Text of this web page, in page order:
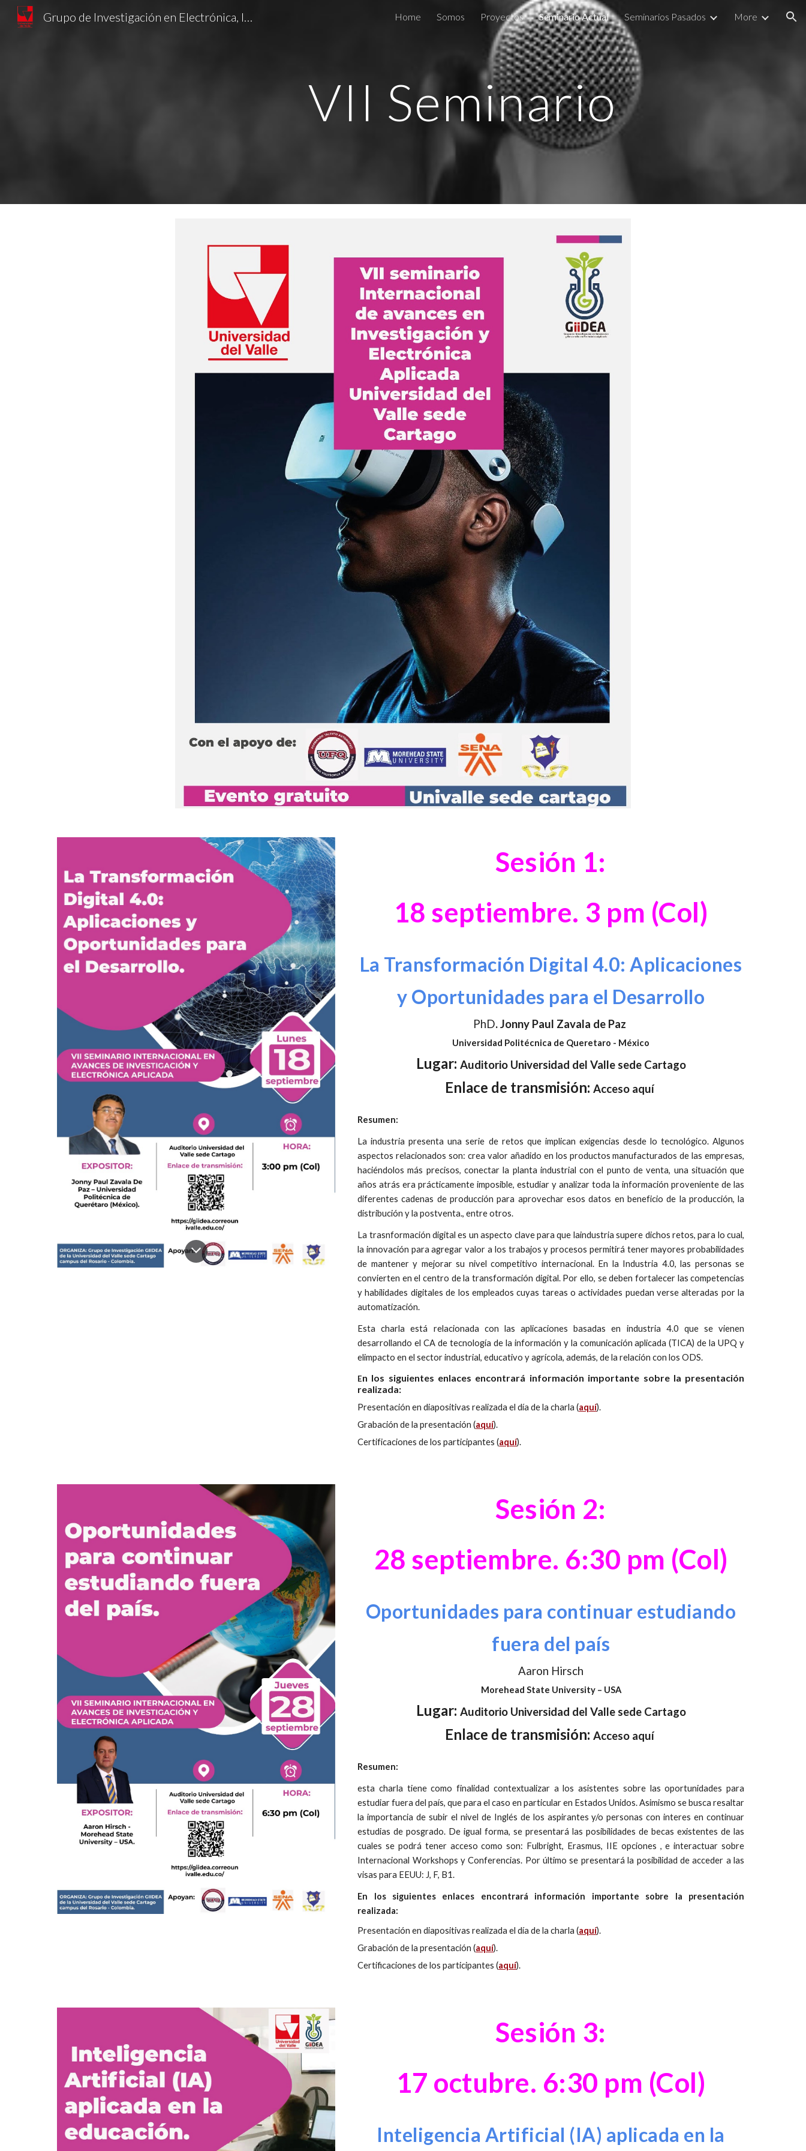
Skip to navigation
Grupo de Investigación en Electrónica, Innovación y Desarrollo Home Somos Proyectos Seminario Actual Seminarios Pasados More
VI I Seminario
Sesión 1:
18 septiembre. 3 pm (Col)
La Transformación Digital 4.0: Aplicaciones
y Oportunidades para el Desarrollo
PhD.Jonny Paul Zavala de Paz
Universidad Politécnica de Queretaro - México
Lugar: Auditorio Universidad del Valle sede Cartago
Enlace de transmisión: Acceso aquí
Resumen:
La industria presenta una serie de retos que implican exigencias desde lo tecnológico. Algunos
aspectos relacionados son: crea valor añadido en los productos manufacturados de las empresas,
haciéndolos más precisos, conectar la planta industrial con el punto de venta, una situación que
años atrás era prácticamente imposible, estudiar y analizar toda la información proveniente de las
diferentes cadenas de producción para aprovechar esos datos en beneficio de la producción, la
distribución y la postventa., entre otros.
La trasnformación digital es un aspecto clave para que laindustria supere dichos retos, para lo cual,
la innovación para agregar valor a los trabajos y procesos permitirá tener mayores probabilidades
de mantener y mejorar su nivel competitivo internacional. En la Industria 4.0, las personas se
convierten en el centro de la transformación digital. Por ello, se deben fortalecer las competencias
y habilidades digitales de los empleados cuyas tareas o actividades puedan verse alteradas por la
automatización.
Esta charla está relacionada con las aplicaciones basadas en industria 4.0 que se vienen
desarrollando el CA de tecnología de la información y la comunicación aplicada (TICA) de la UPQ y
elimpacto en el sector industrial, educativo y agrícola, además, de la relación con los ODS.
En los siguientes enlaces encontrará información importante sobre la presentación
realizada:
Presentación en diapositivas realizada el día de la charla (aquí).
Grabación de la presentación (aquí).
Certificaciones de los participantes (aquí).
Sesión 2:
28 septiembre. 6:30 pm (Col)
Oportunidades para continuar estudiando
fuera del país
Aaron Hirsch
Morehead State University – USA
Lugar: Auditorio Universidad del Valle sede Cartago
Enlace de transmisión: Acceso aquí
Resumen:
esta charla tiene como finalidad contextualizar a los asistentes sobre las oportunidades para
estudiar fuera del país, que para el caso en particular en Estados Unidos. Asimismo se busca resaltar
la importancia de subir el nivel de Inglés de los aspirantes y/o personas con interes en continuar
estudias de posgrado. De igual forma, se presentará las posibilidades de becas existentes de las
cuales se podrá tener acceso como son: Fulbright, Erasmus, IIE opciones , e interactuar sobre
Internacional Workshops y Conferencias. Por último se presentará la posibilidad de acceder a las
visas para EEUU: J, F, B1.
En los siguientes enlaces encontrará información importante sobre la presentación
realizada:
Presentación en diapositivas realizada el día de la charla (aquí).
Grabación de la presentación (aquí).
Certificaciones de los participantes (aquí).
Sesión 3:
17 octubre. 6:30 pm (Col)
Inteligencia Artificial (IA) aplicada en la